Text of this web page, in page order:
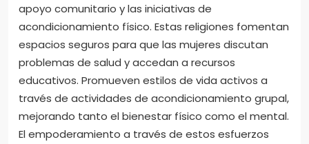
apoyo comunitario y las iniciativas de
acondicionamiento físico. Estas religiones fomentan
espacios seguros para que las mujeres discutan
problemas de salud y accedan a recursos
educativos. Promueven estilos de vida activos a
través de actividades de acondicionamiento grupal,
mejorando tanto el bienestar físico como el mental.
El empoderamiento a través de estos esfuerzos